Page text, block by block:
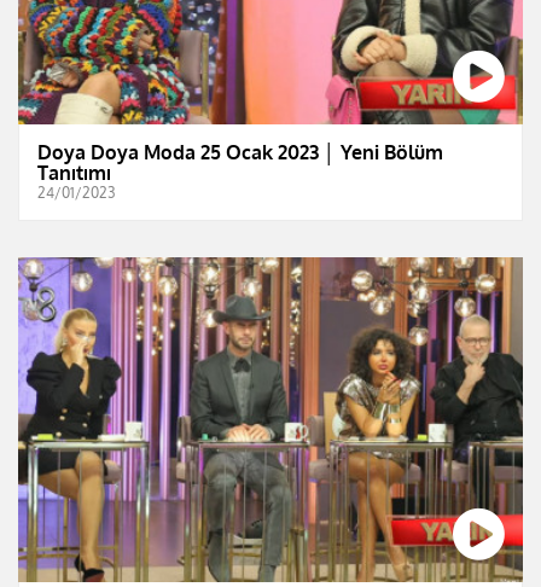
Doya Doya Moda 25 Ocak 2023 │ Yeni Bölüm
Tanıtımı
24/01/2023